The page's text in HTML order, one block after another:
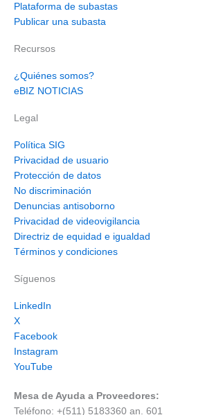
Plataforma de subastas
Publicar una subasta
Recursos
¿Quiénes somos?
eBIZ NOTICIAS
Legal
Política SIG
Privacidad de usuario
Protección de datos
No discriminación
Denuncias antisoborno
Privacidad de videovigilancia
Directriz de equidad e igualdad
Términos y condiciones
Síguenos
LinkedIn
X
Facebook
Instagram
YouTube
Mesa de Ayuda a Proveedores:
Teléfono: +(511) 5183360 an. 601